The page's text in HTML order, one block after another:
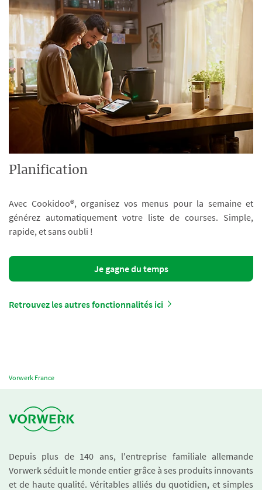
Planification
Avec Cookidoo®, organisez vos menus pour la semaine et
générez automatiquement votre liste de courses. Simple,
rapide, et sans oubli !
Je gagne du temps
Retrouvez les autres fonctionnalités ici
Vorwerk France
Depuis plus de 140 ans, l'entreprise familiale allemande
Vorwerk séduit le monde entier grâce à ses produits innovants
et de haute qualité. Véritables alliés du quotidien, et simples